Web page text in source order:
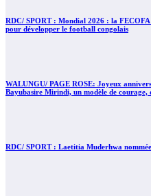
RDC/ SPORT : Mondial 2026 : la
pour développer le football congolais
WALUNGU/ PAGE ROSE: Joyeux
Bayubasire Mirindi, un modèle de courage,
RDC/ SPORT : Laetitia Muderhwa